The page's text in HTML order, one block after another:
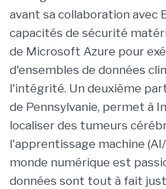
avant sa collaboration avec
capacités de sécurité
de Microsoft Azure pour
d'ensembles de données
l'intégrité. Un deuxième
de Pennsylvanie, permet à
localiser des tumeurs
l'apprentissage machine
monde numérique est
données sont tout à fait